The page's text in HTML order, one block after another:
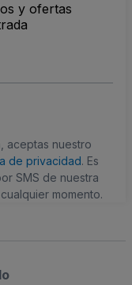
y ofertas
aceptas nuestro
de privacidad. Es
SMS de nuestra
momento.